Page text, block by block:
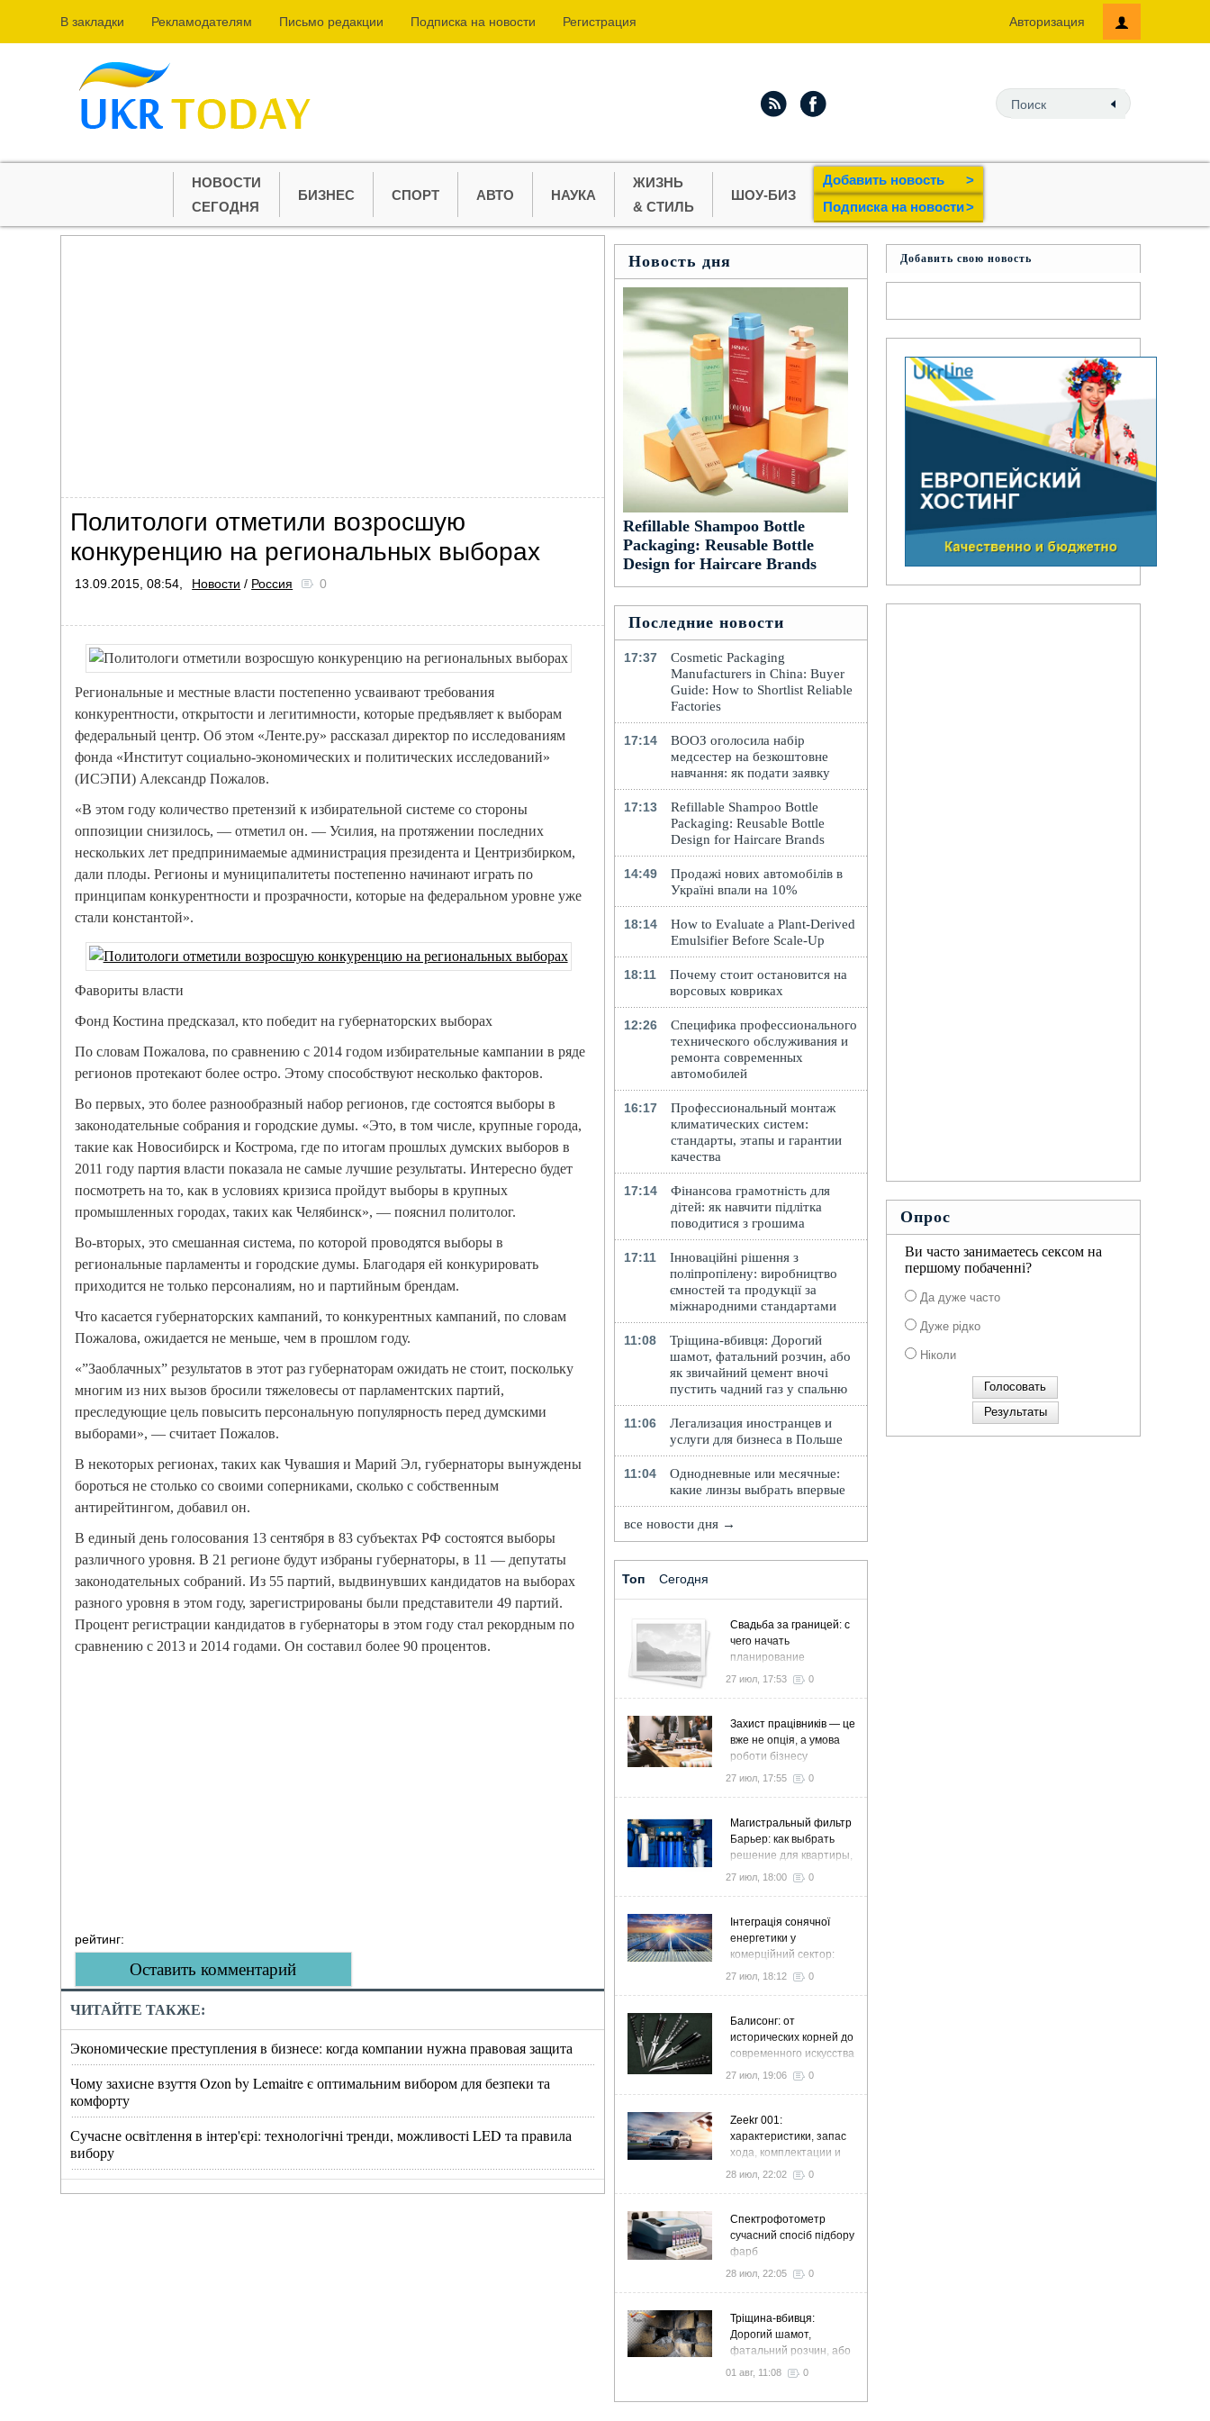
В закладки Рекламодателям Письмо редакции Подпиcка на новости Регистрация Авторизация
НОВОСТИ
СЕГОДНЯ
БИЗНЕС СПОРТ АВТО НАУКА
ЖИЗНЬ
& СТИЛЬ
ШОУ-БИЗ
Добавить новость
>
Подпиcка на новости>
Политологи отметили возросшую
конкуренцию на региональных выборах
13.09.2015, 08:54, Новости / Россия 0
Региональные и местные власти постепенно усваивают требования
конкурентности, открытости и легитимности, которые предъявляет к выборам
федеральный центр. Об этом «Ленте.ру» рассказал директор по исследованиям
фонда «Институт социально-экономических и политических исследований»
(ИСЭПИ) Александр Пожалов.
«В этом году количество претензий к избирательной системе со стороны
оппозиции снизилось, — отметил он. — Усилия, на протяжении последних
нескольких лет предпринимаемые администрация президента и Центризбирком,
дали плоды. Регионы и муниципалитеты постепенно начинают играть по
принципам конкурентности и прозрачности, которые на федеральном уровне уже
стали константой».
Фавориты власти
Фонд Костина предсказал, кто победит на губернаторских выборах
По словам Пожалова, по сравнению с 2014 годом избирательные кампании в ряде
регионов протекают более остро. Этому способствуют несколько факторов.
Во первых, это более разнообразный набор регионов, где состоятся выборы в
законодательные собрания и городские думы. «Это, в том числе, крупные города,
такие как Новосибирск и Кострома, где по итогам прошлых думских выборов в
2011 году партия власти показала не самые лучшие результаты. Интересно будет
посмотреть на то, как в условиях кризиса пройдут выборы в крупных
промышленных городах, таких как Челябинск», — пояснил политолог.
Во-вторых, это смешанная система, по которой проводятся выборы в
региональные парламенты и городские думы. Благодаря ей конкурировать
приходится не только персоналиям, но и партийным брендам.
Что касается губернаторских кампаний, то конкурентных кампаний, по словам
Пожалова, ожидается не меньше, чем в прошлом году.
«”Заоблачных” результатов в этот раз губернаторам ожидать не стоит, поскольку
многим из них вызов бросили тяжеловесы от парламентских партий,
преследующие цель повысить персональную популярность перед думскими
выборами», — считает Пожалов.
В некоторых регионах, таких как Чувашия и Марий Эл, губернаторы вынуждены
бороться не столько со своими соперниками, сколько с собственным
антирейтингом, добавил он.
В единый день голосования 13 сентября в 83 субъектах РФ состоятся выборы
различного уровня. В 21 регионе будут избраны губернаторы, в 11 — депутаты
законодательных собраний. Из 55 партий, выдвинувших кандидатов на выборах
разного уровня в этом году, зарегистрированы были представители 49 партий.
Процент регистрации кандидатов в губернаторы в этом году стал рекордным по
сравнению с 2013 и 2014 годами. Он составил более 90 процентов.
рейтинг:
Оставить комментарий
ЧИТАЙТЕ ТАКЖЕ:
Экономические преступления в бизнесе: когда компании нужна правовая защита
Чому захисне взуття Ozon by Lemaitre є оптимальним вибором для безпеки та
комфорту
Сучасне освітлення в інтер'єрі: технологічні тренди, можливості LED та правила
вибору
Новость дня
Refillable Shampoo Bottle
Packaging: Reusable Bottle
Design for Haircare Brands
Последние новости
17:37
Cosmetic Packaging
Manufacturers in China: Buyer
Guide: How to Shortlist Reliable
Factories
17:14
ВООЗ оголосила набір
медсестер на безкоштовне
навчання: як подати заявку
17:13
Refillable Shampoo Bottle
Packaging: Reusable Bottle
Design for Haircare Brands
14:49
Продажі нових автомобілів в
Україні впали на 10%
18:14
How to Evaluate a Plant-Derived
Emulsifier Before Scale-Up
18:11
Почему стоит остановится на
ворсовых ковриках
12:26
Специфика профессионального
технического обслуживания и
ремонта современных
автомобилей
16:17
Профессиональный монтаж
климатических систем:
стандарты, этапы и гарантии
качества
17:14
Фінансова грамотність для
дітей: як навчити підлітка
поводитися з грошима
17:11
Інноваційні рішення з
поліпропілену: виробництво
ємностей та продукції за
міжнародними стандартами
11:08
Тріщина-вбивця: Дорогий
шамот, фатальний розчин, або
як звичайний цемент вночі
пустить чадний газ у спальню
11:06
Легализация иностранцев и
услуги для бизнеса в Польше
11:04
Однодневные или месячные:
какие линзы выбрать впервые
все новости дня →
Топ Сегодня
Свадьба за границей: с
чего начать
планирование
27 июл, 17:53 0
Захист працівників — це
вже не опція, а умова
роботи бізнесу
27 июл, 17:55 0
Магистральный фильтр
Барьер: как выбрать
решение для квартиры,
дома и коттеджа
27 июл, 18:00 0
Інтеграція сонячної
енергетики у
комерційний сектор:
стратегія розвитку та
27 июл, 18:12 0
Балисонг: от
исторических корней до
современного искусства
флиппинга
27 июл, 19:06 0
Zeekr 001:
характеристики, запас
хода, комплектации и
особенности
28 июл, 22:02 0
Спектрофотометр
сучасний спосіб підбору
фарб
28 июл, 22:05 0
Тріщина-вбивця:
Дорогий шамот,
фатальний розчин, або
як звичайний цемент
у спальню
01 авг, 11:08 0
Добавить свою новость
Опрос
Ви часто занимаетесь сексом на
першому побаченні?
Да дуже часто
Дуже рідко
Ніколи